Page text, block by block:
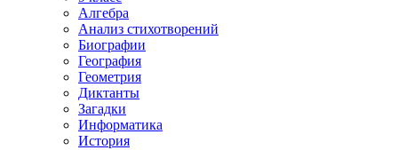
Алгебра
Анализ стихотворений
Биографии
География
Геометрия
Диктанты
Загадки
Информатика
История